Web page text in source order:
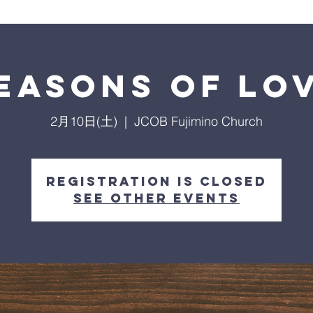
of
2月10日(土)
  |
JCOB Fujimino Church
Registration is Closed
See other events